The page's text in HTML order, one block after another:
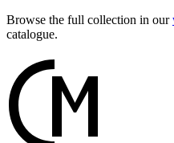
Browse the full collection in our
catalogue.